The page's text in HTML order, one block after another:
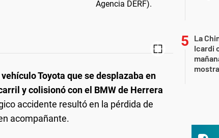
Toyota que se desplazaba en
y colisionó con el BMW de Herrera
accidente resultó en la pérdida de
acompañante.
La
Icardi